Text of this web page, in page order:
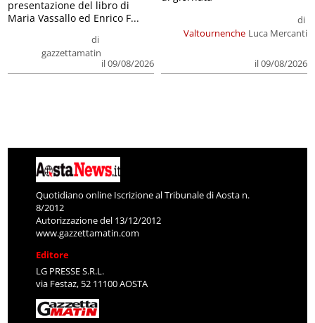
di
gazzettamatin
il 09/08/2026
presentazione del libro di
Maria Vassallo ed Enrico F...
Valtournenche
di
Luca Mercanti
il 09/08/2026
Quotidiano online Iscrizione al Tribunale di Aosta n.
8/2012
Autorizzazione del 13/12/2012
www.gazzettamatin.com
Editore
LG PRESSE S.R.L.
via Festaz, 52 11100 AOSTA